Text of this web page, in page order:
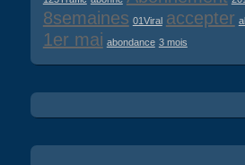
8semaines 01Viral accepter
1er mai abondance 3 mois